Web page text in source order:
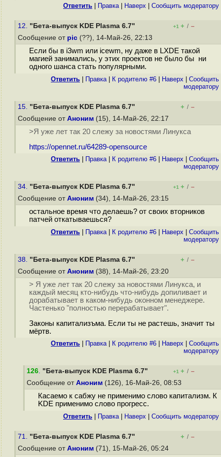
Ответить Правка| Наверх Cообщить модератору
12. "Бета-выпуск KDE Plasma 6.7" +1 + / –
Сообщение от pic (??), 14-Май-26, 22:13
Если бы в i3wm или icewm, ну даже в LXDE такой
магией занимались, у этих проектов не было бы ни
одного шанса стать популярными.
Ответить Правка| К родителю #6 Наверх
Cообщить
модератору
15. "Бета-выпуск KDE Plasma 6.7" + / –
Сообщение от Аноним (15), 14-Май-26, 22:17
>Я уже лет так 20 слежу за новостями Линукса
https://opennet.ru/64289-opensource
Ответить Правка| К родителю #6 Наверх
Cообщить
модератору
34. "Бета-выпуск KDE Plasma 6.7" +1 + / –
Сообщение от Аноним (34), 14-Май-26, 23:15
остальное время что делаешь? от своих вторников
патчей откатываешься?
Ответить Правка| К родителю #6 Наверх
Cообщить
модератору
38. "Бета-выпуск KDE Plasma 6.7" + / –
Сообщение от Аноним (38), 14-Май-26, 23:20
> Я уже лет так 20 слежу за новостями Линукса, и
каждый месяц кто-нибудь что-нибудь допиливает и
дорабатывает в каком-нибудь оконном менеджере.
Частенько "полностью перерабатывает".
Законы капитализъма. Если ты не растешь, значит ты
мёртв.
Ответить Правка| К родителю #6 Наверх
Cообщить
модератору
126. "Бета-выпуск KDE Plasma 6.7" +1 + / –
Сообщение от Аноним (126), 16-Май-26, 08:53
Касаемо к сабжу не применимо слово капитализм. К
KDE применимо слово прогресс.
Ответить Правка| Наверх Cообщить модератору
71. "Бета-выпуск KDE Plasma 6.7" + / –
Сообщение от Аноним (71), 15-Май-26, 05:24